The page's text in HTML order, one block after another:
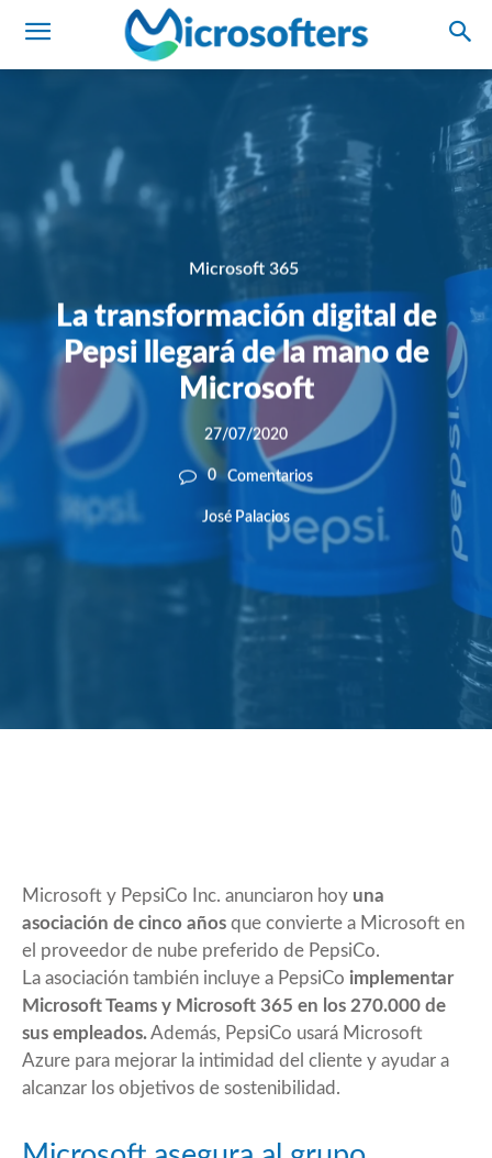
Microsoft 365
La transformación digital de
Pepsi llegará de la mano de
Microsoft
27/07/2020
0 Comentarios
José Palacios
Microsoft y PepsiCo Inc. anunciaron hoy una
asociación de cinco años que convierte a Microsoft en
el proveedor de nube preferido de PepsiCo.
La asociación también incluye a PepsiCo implementar
Microsoft Teams y Microsoft 365 en los 270.000 de
sus empleados.Además, PepsiCo usará Microsoft
Azure para mejorar la intimidad del cliente y ayudar a
alcanzar los objetivos de sostenibilidad.